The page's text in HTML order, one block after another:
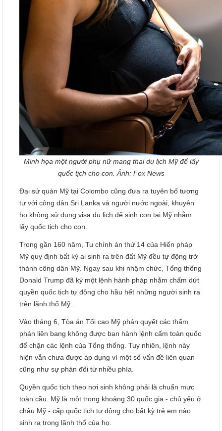
Minh họa một người phụ nữ mang thai du lịch Mỹ để lấy
quốc tịch cho con. Ảnh: Fox News
Đại sứ quán Mỹ tại Colombo cũng đưa ra tuyên bố tương
tự với công dân Sri Lanka và người nước ngoài, khuyên
họ không sử dụng visa du lịch để sinh con tại Mỹ nhằm
lấy quốc tịch cho con.
Trong gần 160 năm, Tu chính án thứ 14 của Hiến pháp
Mỹ quy định bất kỳ ai sinh ra trên đất Mỹ đều tự động trở
thành công dân Mỹ. Ngay sau khi nhậm chức, Tổng thống
Donald Trump đã ký một lệnh hành pháp nhằm chấm dứt
quyền quốc tịch tự động cho hầu hết những người sinh ra
trên lãnh thổ Mỹ.
Vào tháng 6, Tòa án Tối cao Mỹ phán quyết các thẩm
phán liên bang không được ban hành lệnh cấm toàn quốc
để chặn các lệnh của Tổng thống. Tuy nhiên, lệnh này
hiện vẫn chưa được áp dụng vì một số vấn đề liên quan
cũng như sự phản đối từ nhiều phía.
Quyền quốc tịch theo nơi sinh không phải là chuẩn mực
toàn cầu. Mỹ là một trong khoảng 30 quốc gia - chủ yếu ở
châu Mỹ - cấp quốc tịch tự động cho bất kỳ trẻ em nào
sinh ra trong lãnh thổ của họ.